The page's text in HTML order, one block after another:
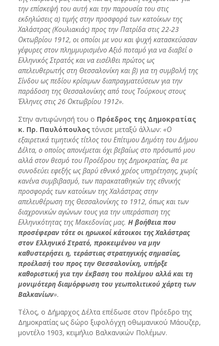
την επίσκεψή του αυτή και την παρουσία του στις
εκδηλώσεις α) τιμής στην προσφορά των κατοίκων της
Χαλάστρας (Κουλιακιάς) προς την Πατρίδα στις 22-23
Οκτωβρίου 1912, οι οποίοι με νου και ψυχή κατασκεύασαν
γέφυρες στον πλημμυρισμένο Αξιό ποταμό για να διαβεί ο
Ελληνικός Στρατός και να εισέλθει πρώτος ως
απελευθερωτής στη Θεσσαλονίκη και β) για τη συμβολή της
Σίνδου ως πεδίου κρίσιμων διαπραγματεύσεων για την
παράδοση της Θεσσαλονίκης από τους Τούρκους στους
Έλληνες στις 26 Οκτωβρίου 1912».
Στην αντιφώνησή του ο Πρόεδρος της Δημοκρατίας
κ. Πρ. Παυλόπουλοςτόνισε μεταξύ άλλων: «Ο
εξαιρετικά τιμητικός τίτλος του Επίτιμου Δημότη του Δήμου
Δέλτα, ο οποίος απονέμεται όχι βεβαίως στο πρόσωπό μου
αλλά στον θεσμό του Προέδρου της Δημοκρατίας, θα με
συνοδεύει εφεξής ως βαρύ εθνικό χρέος υπηρέτησης, χωρίς
κανένα συμβιβασμό, των παρακαταθηκών της εθνικής
προσφοράς των κατοίκων της Χαλάστρας στην
απελευθέρωση της Θεσσαλονίκης το 1912, όπως και των
διαχρονικών αγώνων τους για την υπεράσπιση της
Ελληνικότητας της Μακεδονίας μας. Η βοήθεια που
προσέφεραν τότε οι ηρωικοί κάτοικοι της Χαλάστρας
στον Ελληνικό Στρατό, προκειμένου να μην
καθυστερήσει η, τεράστιας στρατηγικής σημασίας,
προέλασή του προς την Θεσσαλονίκη, υπήρξε
καθοριστική για την έκβαση του πολέμου αλλά και τη
μονιμότερη διαμόρφωση του γεωπολιτικού χάρτη των
Βαλκανίων».
Τέλος, ο Δήμαρχος Δέλτα επέδωσε στον Πρόεδρο της
Δημοκρατίας ως δώρο ξιφολόγχη οθωμανικού Μάουζερ,
μοντέλο 1903, κειμήλιο Βαλκανικών Πολέμων.